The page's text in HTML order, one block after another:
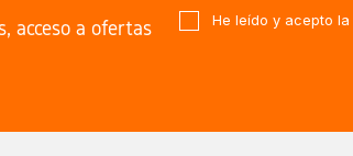
acceso a ofertas
He leído y acepto la